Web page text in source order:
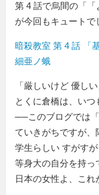
第 4 話で烏間の「
が今回もキュートで
暗殺教室 第 4 話 「
細亜ノ蛾
厳しいけど 優しい
とくに倉橋は、いつ
──このブログでは
ていきがちですが、
学生らしい すがす
等身大の自分を持っ
日本の女性よ、これ